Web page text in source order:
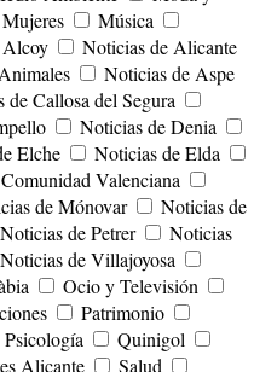
Mujeres
Música
Noticias de Alicante
Noticias de Aspe
de Callosa del Segura
Noticias de Denia
Elche
Noticias de Elda
Valenciana
de Mónovar
Noticias de
Noticias de Petrer
Noticias
Noticias de Villajoyosa
Ocio y Televisión
Patrimonio
Quinigol
Alicante Salud